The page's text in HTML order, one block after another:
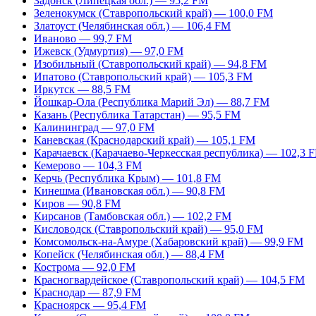
Зеленокумск (Ставропольский край) — 100,0 FM
Златоуст (Челябинская обл.) — 106,4 FM
Иваново — 99,7 FM
Ижевск (Удмуртия) — 97,0 FM
Изобильный (Ставропольский край) — 94,8 FM
Ипатово (Ставропольский край) — 105,3 FM
Иркутск — 88,5 FM
Йошкар-Ола (Республика Марий Эл) — 88,7 FM
Казань (Республика Татарстан) — 95,5 FM
Калининград — 97,0 FM
Каневская (Краснодарский край) — 105,1 FM
Карачаевск (Карачаево-Черкесская республика) — 102,3
Кемерово — 104,3 FM
Керчь (Республика Крым) — 101,8 FM
Кинешма (Ивановская обл.) — 90,8 FM
Киров — 90,8 FM
Кирсанов (Тамбовская обл.) — 102,2 FM
Кисловодск (Ставропольский край) — 95,0 FM
Комсомольск-на-Амуре (Хабаровский край) — 99,9 FM
Копейск (Челябинская обл.) — 88,4 FM
Кострома — 92,0 FM
Красногвардейское (Ставропольский край) — 104,5 FM
Краснодар — 87,9 FM
Красноярск — 95,4 FM